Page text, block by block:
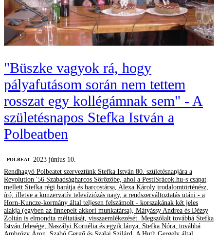
"Büszke vagyok rá, hogy
pályafutásom során nem tettem
rosszat egy kollégámnak sem" - A
születésnapos Stefka István a
Polbeatben
‎POLBEAT 2023 június 10.
Rendhagyó Polbeatet szerveztünk Stefka István 80. születésnapjára a
Revolution '56 Szabadságharcos Sörözőbe, ahol a PestiSrácok.hu-s csapat
mellett Stefka régi barátja és harcostársa, Alexa Károly irodalomtörténész,
író, illetve a konzervatív televíziózás nagy, a rendszerváltoztatás utáni - a
Horn-Kuncze-kormány által teljesen felszámolt - korszakának két jeles
alakja (egyben az ünnepelt akkori munkatársa), Mátyássy Andrea és Dézsy
Zoltán is elmondta méltatását, visszaemlékezését. Megszólalt továbbá Stefka
István felesége, Naszályi Kornélia és egyik lánya, Stefka Nóra, továbbá